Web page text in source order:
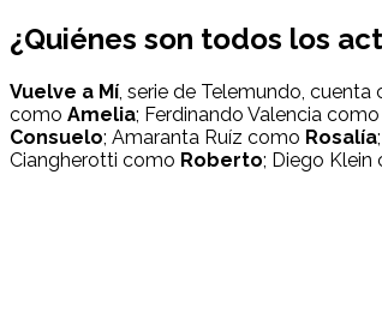
¿Quiénes son todos los
Vuelve a Mí, serie de Telemundo,
como Amelia; Ferdinando Valencia como
Consuelo; Amaranta Ruíz como Rosalía
Ciangherotti como Roberto; Diego Klein